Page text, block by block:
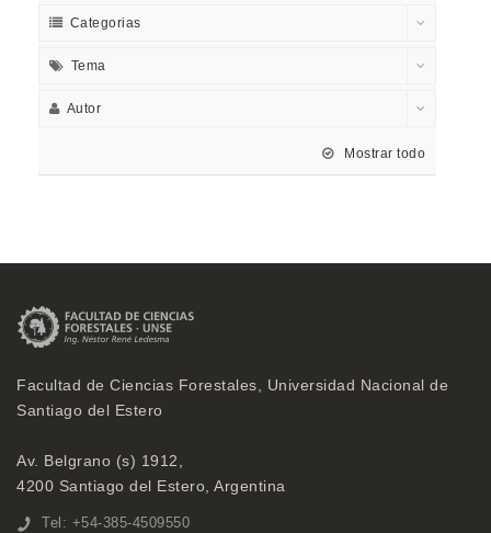
Categorias
Tema
Autor
Mostrar todo
Facultad de Ciencias Forestales, Universidad Nacional de
Santiago del Estero
Av. Belgrano (s) 1912,
4200 Santiago del Estero, Argentina
Tel: +54-385-4509550